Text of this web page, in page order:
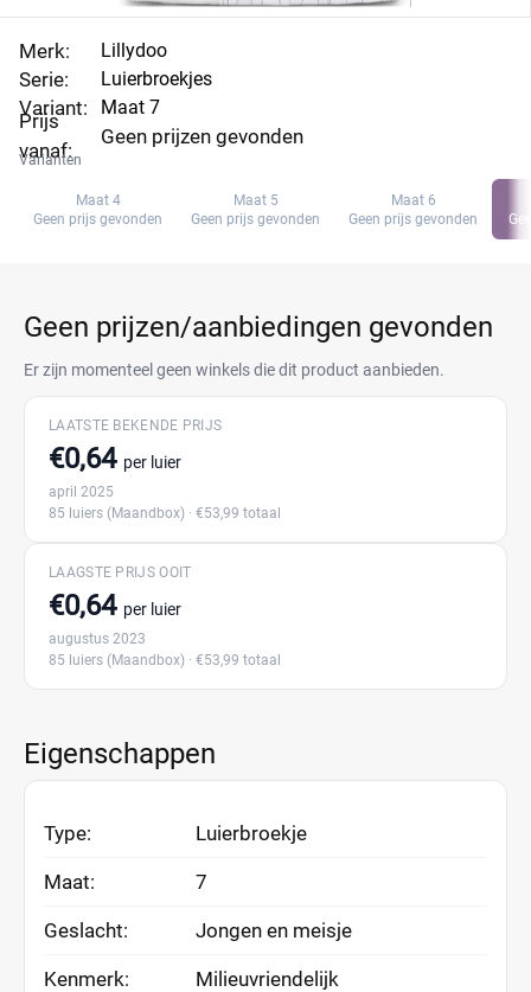
Merk:
Serie:
Variant:
Prijs
vanaf:
Lillydoo
Luierbroekjes
Maat 7
Geen prijzen gevonden
Varianten
Maat 4
Geen prijs gevonden
Maat 5
Geen prijs gevonden
Maat 6
Geen prijs gevonden
Geen prijzen/aanbiedingen gevonden
Er zijn momenteel geen winkels die dit product aanbieden.
LAATSTE BEKENDE PRIJS
€0,64 per luier
april 2025
85 luiers (Maandbox) · €53,99 totaal
LAAGSTE PRIJS OOIT
€0,64 per luier
augustus 2023
85 luiers (Maandbox) · €53,99 totaal
Eigenschappen
Type: Luierbroekje
Maat: 7
Geslacht: Jongen en meisje
Kenmerk: Milieuvriendelijk